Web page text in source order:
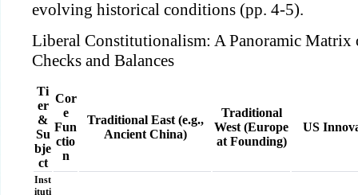
evolving historical conditions (pp. 4-5).
Liberal Constitutionalism: A Panoramic Matrix
Checks and Balances
Ti
er
&
Su
bje
ct
Cor
e
Fun
ctio
n
Traditional East (e.g.,
Ancient China)
Traditional
West (Europe
at Founding)
US
Inst
ituti